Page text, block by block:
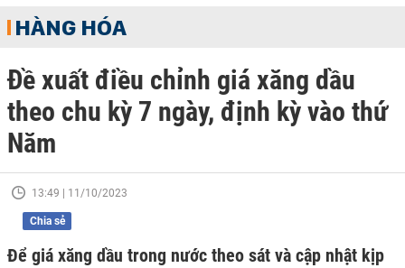
HÀNG HÓA
Đề xuất điều chỉnh giá xăng dầu
theo chu kỳ 7 ngày, định kỳ vào thứ
Năm
13:49 | 11/10/2023
Chia sẻ
Để giá xăng dầu trong nước theo sát và cập nhật kịp